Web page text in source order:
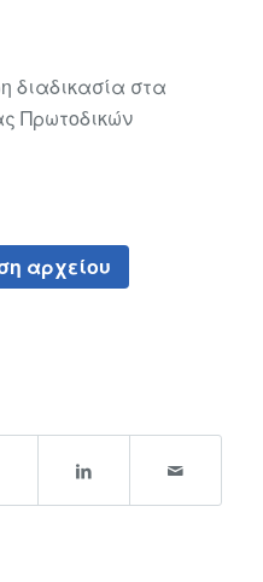
διαδικασία στα
Πρωτοδικών
αρχείου